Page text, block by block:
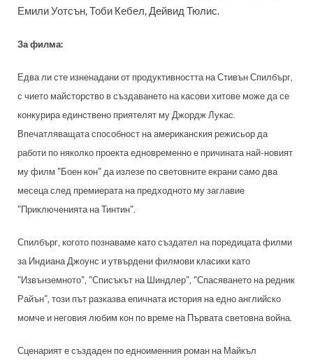
Емили Уотсън, Тоби Кебел, Дейвид Тюлис.
За филма:
Едва ли сте изненадани от продуктивността на Стивън Спилбърг,
с чието майсторство в създаването на касови хитове може да се
конкурира единствено приятелят му Джордж Лукас.
Впечатляващата способност на американския режисьор да
работи по няколко проекта едновременно е причината най-новият
му филм "Боен кон" да излезе по световните екрани само два
месеца след премиерата на предходното му заглавие
"Приключенията на Тинтин".
Спилбърг, когото познаваме като създател на поредицата филми
за Индиана Джоунс и утвърдени филмови класики като
"Извънземното", "Списъкът на Шиндлер", "Спасяването на редник
Райън", този път разказва епичната история на едно английско
момче и неговия любим кон по време на Първата световна война.
Сценарият е създаден по едноименния роман на Майкъл